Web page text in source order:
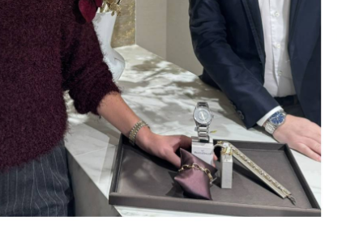
MARKERINGEN
GEVULD MET WIT LICHTGEVENDE
UREN- EN MINUTENWIJZERS GEVULD MET WITTE
MET RODE DRIEHOEK